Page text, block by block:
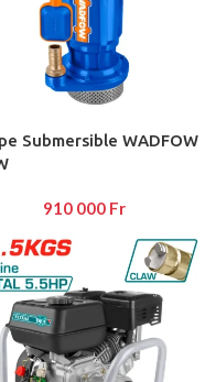
Submersible WADFOW
910 000 Fr